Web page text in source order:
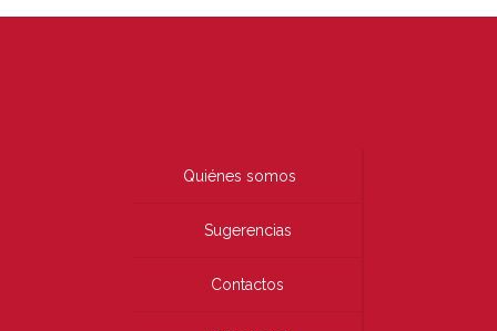
Quiénes somos
Sugerencias
Contactos